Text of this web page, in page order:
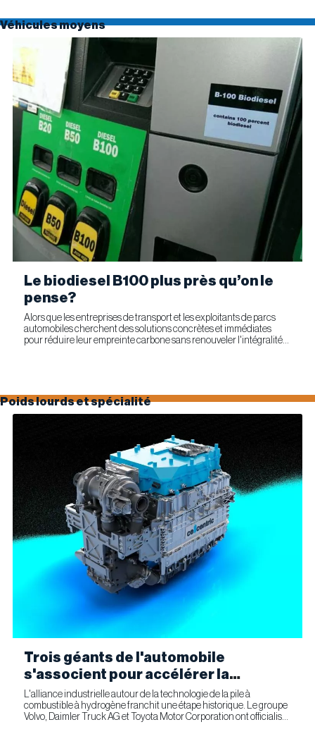
Véhicules moyens
Le biodiesel B100 plus près qu’on le
pense?
Alors que les entreprises de transport et les exploitants de parcs
automobiles cherchent des solutions concrètes et immédiates
pour réduire leur empreinte carbone sans renouveler l'intégralité
Poids lourds et spécialité
Trois géants de l'automobile
s'associent pour accélérer la
fabrication industrielle de piles à
combustible pour le transport
commercial
L'alliance industrielle autour de la technologie de la pile à
combustible à hydrogène franchit une étape historique. Le groupe
Volvo, Daimler Truck AG et Toyota Motor Corporation ont officialisé